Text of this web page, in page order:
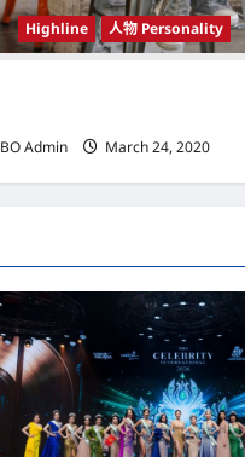
Highline 人物 Personality
BO Admin
March 24, 2020